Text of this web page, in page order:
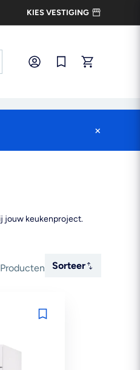
KIES VESTIGING
Inloggen Snel bestellen
×
jouw keukenproject.
Sorteer
Sorteer